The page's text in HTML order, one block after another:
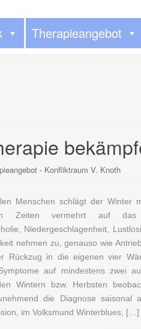
Therapieangebot
- Konfliktraum V. Knoth
Menschen schlägt der Winter
Zeiten vermehrt auf das
Niedergeschlagenheit,
nehmen zu, genauso wie
Rückzug in die eigenen vier
auf mindestens zwei
Wintern bzw. Herbsten
die Diagnose saisonal
im Volksmund Winterblues, […]